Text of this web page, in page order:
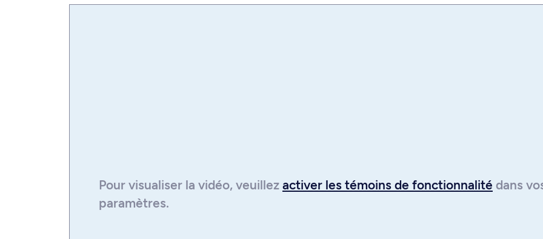
Pour visualiser la vidéo, veuillez activer les témoins de fonctionnalité dans
paramètres.